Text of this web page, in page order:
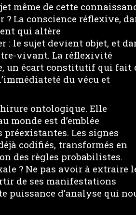
même de cette
La conscience réflexive,
qui altère
: le sujet devient objet, et
vivant. La réflexivité
un écart constitutif qui fait
du vécu et
ontologique. Elle
monde est d’emblée
Les signes
codifiés, transformés en
des règles probabilistes.
? Ne pas avoir à extraire
de ses manifestations
puissance d’analyse qui